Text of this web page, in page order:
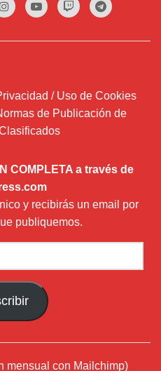
/ Uso de Cookies
de Publicación de
COMPLETA a través de
y recibirás un email por
publiquemos.
mensual con Mailchimp)